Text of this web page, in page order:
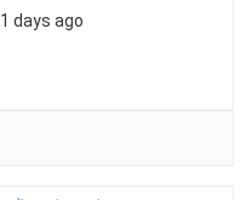
days ago